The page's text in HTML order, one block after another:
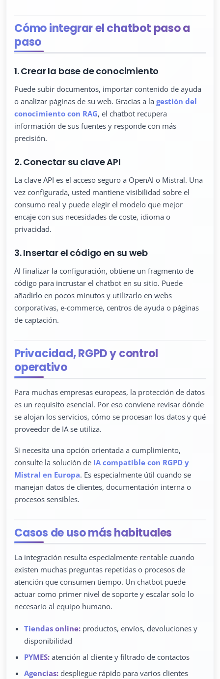
Cómo integrar el chatbot paso a
paso
1. Crear la base de conocimiento
Puede subir documentos, importar contenido de ayuda
o analizar páginas de su web. Gracias a la gestión del
conocimiento con RAG, el chatbot recupera
información de sus fuentes y responde con más
precisión.
2. Conectar su clave API
La clave API es el acceso seguro a OpenAI o Mistral. Una
vez configurada, usted mantiene visibilidad sobre el
consumo real y puede elegir el modelo que mejor
encaje con sus necesidades de coste, idioma o
privacidad.
3. Insertar el código en su web
Al finalizar la configuración, obtiene un fragmento de
código para incrustar el chatbot en su sitio. Puede
añadirlo en pocos minutos y utilizarlo en webs
corporativas, e-commerce, centros de ayuda o páginas
de captación.
Privacidad, RGPD y control
operativo
Para muchas empresas europeas, la protección de datos
es un requisito esencial. Por eso conviene revisar dónde
se alojan los servicios, cómo se procesan los datos y qué
proveedor de IA se utiliza.
Si necesita una opción orientada a cumplimiento,
consulte la solución de IA compatible con RGPD y
Mistral en Europa. Es especialmente útil cuando se
manejan datos de clientes, documentación interna o
procesos sensibles.
Casos de uso más habituales
La integración resulta especialmente rentable cuando
existen muchas preguntas repetidas o procesos de
atención que consumen tiempo. Un chatbot puede
actuar como primer nivel de soporte y escalar solo lo
necesario al equipo humano.
Tiendas online: productos, envíos, devoluciones y
disponibilidad
PYMES: atención al cliente y filtrado de contactos
Agencias: despliegue rápido para varios clientes